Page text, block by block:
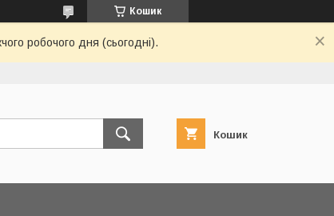
Кошик
робочого дня (сьогодні).
Кошик